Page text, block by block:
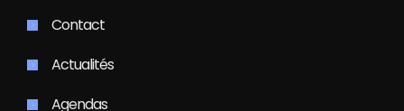
Contact
Actualités
Agendas